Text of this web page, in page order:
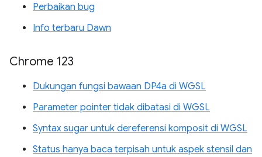
Perbaikan bug
Info terbaru Dawn
Chrome 123
Dukungan fungsi bawaan DP4a di WGSL
Parameter pointer tidak dibatasi di WGSL
Syntax sugar untuk dereferensi komposit di WGSL
Status hanya baca terpisah untuk aspek stensil dan